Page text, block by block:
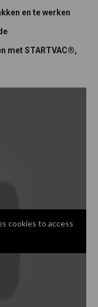
en te werken
met STARTVAC®,
cookies to access